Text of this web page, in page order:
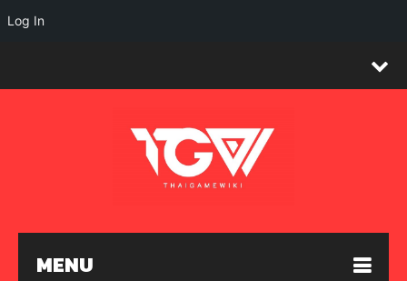
MENU
Log In